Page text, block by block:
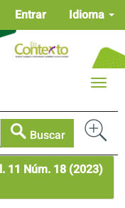
Idioma
Entrar
Buscar
Toggle
11 Núm. 18 (2023)